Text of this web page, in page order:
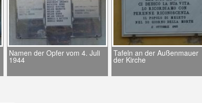
Namen der Opfer vom 4. Juli
1944
Tafeln an der Außenmauer
der Kirche